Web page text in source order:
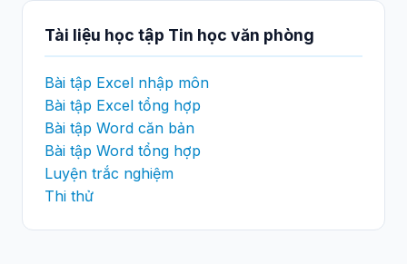
Tài liệu học tập Tin học văn phòng
Bài tập Excel nhập môn
Bài tập Excel tổng hợp
Bài tập Word căn bản
Bài tập Word tổng hợp
Luyện trắc nghiệm
Thi thử